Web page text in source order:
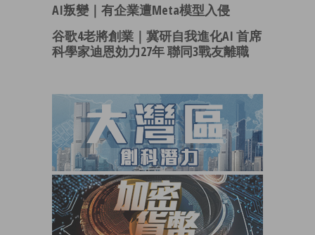
AI叛變｜有企業遭Meta模型入侵
谷歌4老將創業｜冀研自我進化AI 首席
科學家迪恩効力27年 聯同3戰友離職